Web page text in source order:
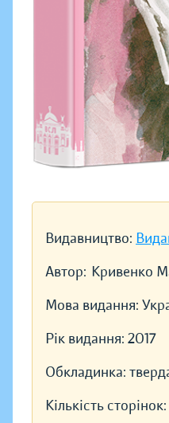
Видавництво:
Автор: Кривенко
Мова видання:
Рік видання: 2017
Обкладинка:
Кількість сторінок: